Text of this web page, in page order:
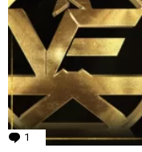
1 comentário